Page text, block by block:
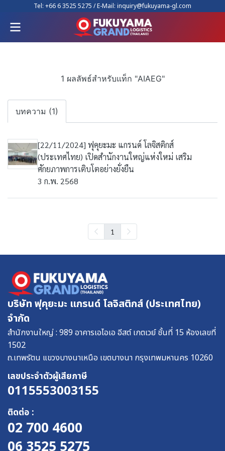
Tel: +66 6 3525 5275 / E-Mail: inquiry@fukuyama-gl.com
1 ผลลัพธ์สำหรับแท็ก "AIAEG"
บทความ (1)
[22/11/2024] ฟุคุยะมะ แกรนด์ โลจิสติกส์
(ประเทศไทย) เปิดสำนักงานใหญ่แห่งใหม่ เสริม
ศักยภาพการเติบโตอย่างยั่งยืน
3 ก.พ. 2568
1
บริษัท ฟุคุยะมะ แกรนด์ โลจิสติกส์ (ประเทศไทย)
จำกัด
สำนักงานใหญ่ : 989 อาคารเอไอเอ อีสต์ เกตเวย์ ชั้นที่ 15 ห้องเลขที่
1502
ถ.เทพรัตน แขวงบางนาเหนือ เขตบางนา กรุงเทพมหานคร 10260
เลขประจําตัวผู้เสียภาษี
0115553003155
ติดต่อ :
02 700 4600
06 3525 5275